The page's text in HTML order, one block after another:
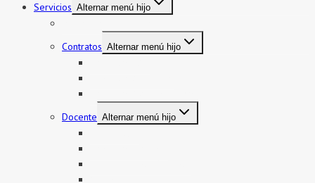
Servicios Alternar menú hijo
Contratos Alternar menú hijo
Docente Alternar menú hijo